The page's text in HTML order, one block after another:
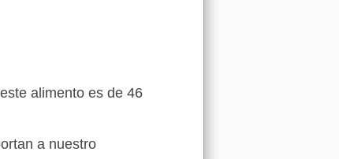
alimento es de 46
a nuestro